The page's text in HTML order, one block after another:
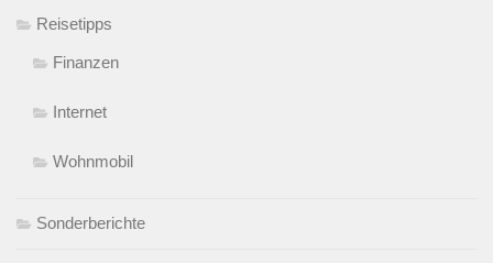
Reisetipps
Finanzen
Internet
Wohnmobil
Sonderberichte